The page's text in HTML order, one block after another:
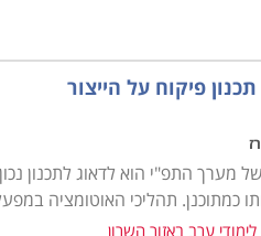
אורך כשנה אחת, כאשר הוא
אפשר לעסוק במקצוע במגוון
זהו מקצוע מבוקש ביותר
פיקוח על הייצור
מערך התפ"י הוא לדאוג לתכנון
כמתוכנן. תהליכי האוטומציה
ערב באזור השרון